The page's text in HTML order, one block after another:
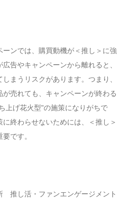
ーンでは、購買動機が＜推し＞に強
告やキャンペーンから離れると、
まうリスクがあります。つまり、
が売れても、キャンペーンが終わる
上げ花火型"の施策になりがちで
終わらせないためには、＜推し＞
です。
推し活・ファンエンゲージメント